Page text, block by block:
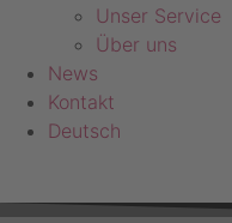
Unser Service
Über uns
News
Kontakt
Deutsch